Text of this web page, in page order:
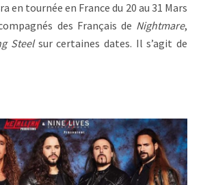
en tournée en France du 20 au 31 Mars
des Français de Nightmare,
Steelsur certaines dates. Il s’agit de